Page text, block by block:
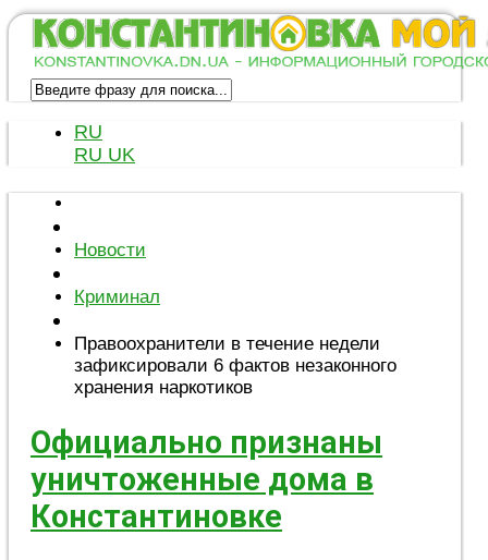
RU
RU UK
Новости
Криминал
Правоохранители в течение недели
зафиксировали 6 фактов незаконного
хранения наркотиков
Официально признаны
уничтоженные дома в
Константиновке